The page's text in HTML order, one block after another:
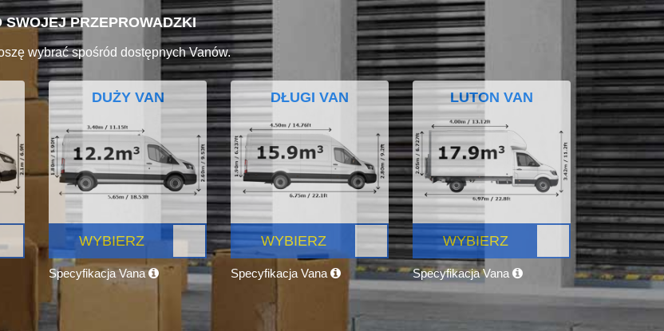
PRZEPROWADZKI
wybrać spośród dostępnych Vanów.
DUŻY VAN
WYBIERZ
Specyfikacja Vana
DŁUGI VAN
WYBIERZ
Specyfikacja Vana
LUTON VAN
WYBIERZ
Specyfikacja Vana